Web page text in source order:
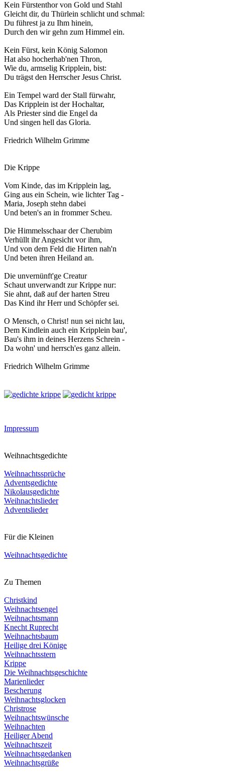
Kein Fürstenthor von Gold und Stahl
Gleicht dir, du Thürlein schlicht und schmal:
Du führest ja zu Ihm hinein,
Durch den wir gehn zum Himmel ein.
Kein Fürst, kein König Salomon
Hat also hocherhab'nen Thron,
Wie du, armselig Kripplein, bist:
Du trägst den Herrscher Jesus Christ.
Ein Tempel ward der Stall fürwahr,
Das Kripplein ist der Hochaltar,
Als Priester sind die Engel da
Und singen hell das Gloria.
Friedrich Wilhelm Grimme
Die Krippe
Vom Kinde, das im Kripplein lag,
Ging aus ein Schein, wie lichter Tag -
Maria, Joseph stehn dabei
Und beten's an in frommer Scheu.
Die Himmelsschaar der Cherubim
Verhüllt ihr Angesicht vor ihm,
Und von dem Feld die Hirten nah'n
Und beten ihren Heiland an.
Die unvernünft'ge Creatur
Schaut unverwandt zur Krippe nur:
Sie ahnt, daß auf der harten Streu
Das Kind ihr Herr und Schöpfer sei.
O Mensch, o Christ! nun sei nicht lau,
Dem Kindlein auch ein Kripplein bau',
Bau's ihm in deines Herzens Schrein -
Da wohn' und herrsch'es ganz allein.
Friedrich Wilhelm Grimme
Impressum
Weihnachtsgedichte
Weihnachtssprüche
Adventsgedichte
Nikolausgedichte
Weihnachtslieder
Adventslieder
Für die Kleinen
Weihnachtsgedichte
Zu Themen
Christkind
Weihnachtsengel
Weihnachtsmann
Knecht Ruprecht
Weihnachtsbaum
Heilige drei Könige
Weihnachtsstern
Krippe
Die Weihnachtsgeschichte
Marienlieder
Bescherung
Weihnachtsglocken
Christrose
Weihnachtswünsche
Weihnachten
Heiliger Abend
Weihnachtszeit
Weihnachtsgedanken
Weihnachtsgrüße